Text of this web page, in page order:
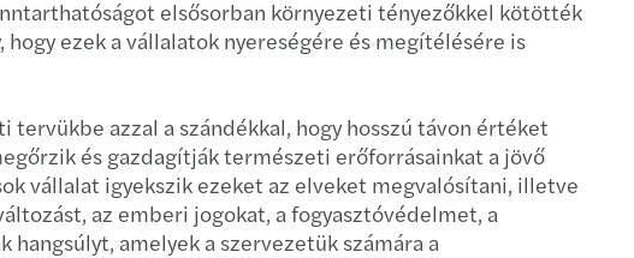
Külföldi jövedelem adózása
Mergermarket league table 2020
Megalakult a Mazars North America Alliance
CEE Deal Advisory Highlights 2018
elsősorban környezeti tényezőkkel kötötték
ezek a vállalatok nyereségére és megítélésére is
azzal a szándékkal, hogy hosszú távon értéket
és gazdagítják természeti erőforrásainkat a jövő
vállalat igyekszik ezeket az elveket megvalósítani, illetve
az emberi jogokat, a fogyasztóvédelmet, a
amelyek a szervezetük számára a